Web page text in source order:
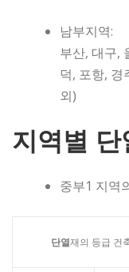
남부지역:
부산, 대구,
덕, 포항, 경
외)
지역별 단
중부1 지역
단열재의 등급 건